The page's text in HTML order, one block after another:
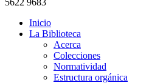
Inicio
La Biblioteca
Acerca
Colecciones
Normatividad
Estructura orgánica